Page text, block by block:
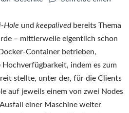
Hole und keepalivedbereits Thema
– mittlerweile eigentlich schon
Container betrieben,
indem es zum
stellte, unter der, für die Clients
auf jeweils einem von zwei Nodes
einer Maschine weiter